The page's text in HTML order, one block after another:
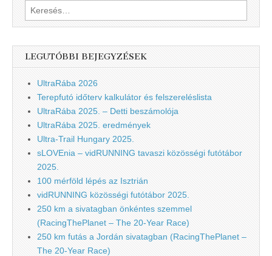
Keresés:
LEGUTÓBBI BEJEGYZÉSEK
UltraRába 2026
Terepfutó időterv kalkulátor és felszereléslista
UltraRába 2025. – Detti beszámolója
UltraRába 2025. eredmények
Ultra-Trail Hungary 2025.
sLOVEnia – vidRUNNING tavaszi közösségi futótábor
2025.
100 mérföld lépés az Isztrián
vidRUNNING közösségi futótábor 2025.
250 km a sivatagban önkéntes szemmel
(RacingThePlanet – The 20-Year Race)
250 km futás a Jordán sivatagban (RacingThePlanet –
The 20-Year Race)